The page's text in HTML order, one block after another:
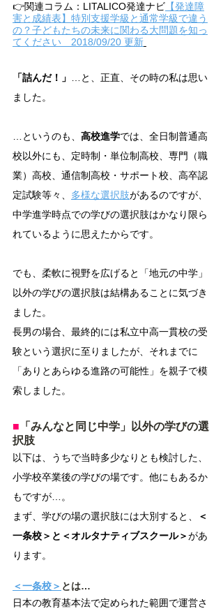
👉関連コラム：LITALICO発達ナビ 【発達障
害と成績表】特別支援学級と通常学級で違う
の？子どもたちの未来に関わる大問題を知っ
てください　2018/09/20 更新
「詰んだ！」
…と、正直、その時の私は思い
ました。
…というのも、 高校進学では、全日制普通高
校以外にも、定時制・単位制高校、専門（職
業）高校、通信制高校・サポート校、高卒認
定試験等々、 多様な選択肢があるのですが、
中学進学時点での学びの選択肢はかなり限ら
れているように思えたからです。
でも、柔軟に視野を広げると「地元の中学」
以外の学びの選択肢は結構あることに気づき
ました。
長男の場合、最終的には私立中高一貫校の受
験という選択に至りましたが、それまでに
「ありとあらゆる進路の可能性」を親子で模
索しました。
■ 「みんなと同じ中学」以外の学びの選
択肢
以下は、うちで当時多少なりとも検討した、
小学校卒業後の学びの場です。他にもあるか
もですが…。
まず、学びの場の選択肢には大別すると、
＜
一条校＞と＜オルタナティブスクール＞があ
ります。
＜一条校＞ とは…
日本の教育基本法で定められた範囲で運営さ